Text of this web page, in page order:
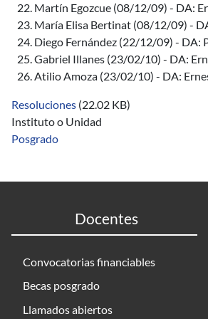
Martín Egozcue (08/12/09) - DA:
María Elisa Bertinat (08/12/09) -
Diego Fernández (22/12/09) - DA:
Gabriel Illanes (23/02/10) - DA:
Atilio Amoza (23/02/10) - DA:
Resoluciones (22.02 KB)
Instituto o Unidad
Posgrado
Docentes
Convocatorias financiables
Becas posgrado
Llamados abiertos